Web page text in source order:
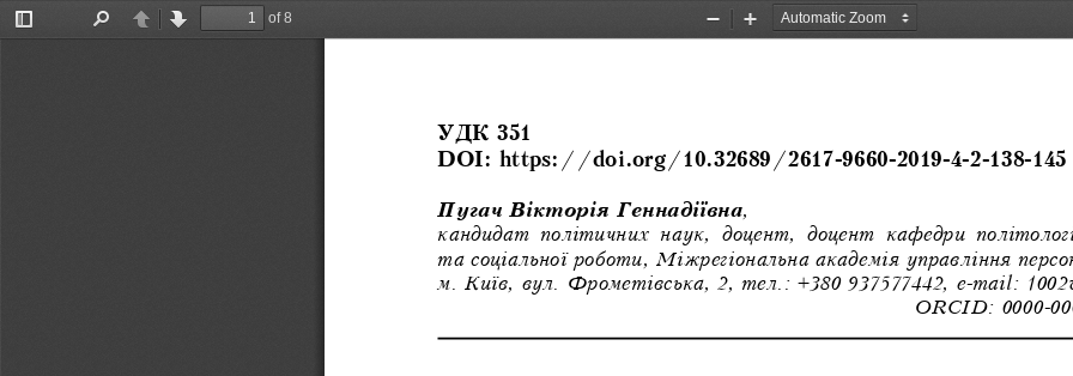
Toggle
PreviousNext
of 8
Zoom
Zoom
УДК 351
DOI: https://doi.org/10.32689/2617-9660-2019-4-2-138-145
Пугач Вікторія Геннадіївна,
кандидат  політичних  наук,  доцент,  доцент  кафедри
та соціальної роботи, Міжрегіональна академія управління
м. Київ, вул. Фрометівська, 2, тел.: +380 937577442, e-mail: 1002
ORCID: 0000-